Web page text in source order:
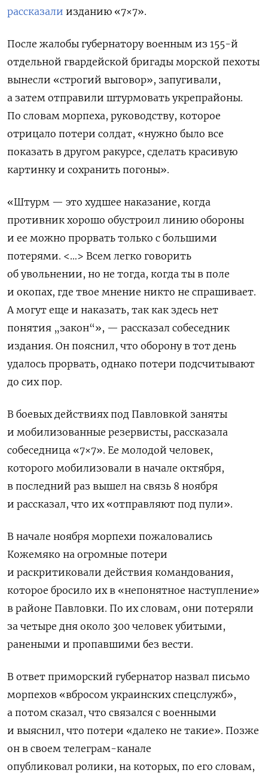
рассказали изданию «7×7».
После жалобы губернатору военным из 155-й
отдельной гвардейской бригады морской пехоты
вынесли «строгий выговор», запугивали,
а затем отправили штурмовать укрепрайоны.
По словам морпеха, руководству, которое
отрицало потери солдат, «нужно было все
показать в другом ракурсе, сделать красивую
картинку и сохранить погоны».
«Штурм — это худшее наказание, когда
противник хорошо обустроил линию обороны
и ее можно прорвать только с большими
потерями. <…> Всем легко говорить
об увольнении, но не тогда, когда ты в поле
и окопах, где твое мнение никто не спрашивает.
А могут еще и наказать, так как здесь нет
понятия „закон“», — рассказал собеседник
издания. Он пояснил, что оборону в тот день
удалось прорвать, однако потери подсчитывают
до сих пор.
В боевых действиях под Павловкой заняты
и мобилизованные резервисты, рассказала
собеседница «7×7». Ее молодой человек,
которого мобилизовали в начале октября,
в последний раз вышел на связь 8 ноября
и рассказал, что их «отправляют под пули».
В начале ноября морпехи пожаловались
Кожемяко на огромные потери
и раскритиковали действия командования,
которое бросило их в «непонятное наступление»
в районе Павловки. По их словам, они потеряли
за четыре дня около 300 человек убитыми,
ранеными и пропавшими без вести.
В ответ приморский губернатор назвал письмо
морпехов «вбросом украинских спецслужб»,
а потом сказал, что связался с военными
и выяснил, что потери «далеко не такие». Позже
он в своем телеграм-канале
опубликовал ролики, на которых, по его словам,